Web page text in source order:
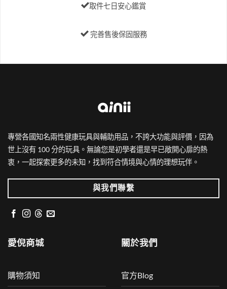
取件七日安心鑑賞
完善售後保固服務
專營各國知名兩性健康玩具與輔助用品，不誇大功能與評價，因為
世上沒有 100 分的玩具。無論您是初學者還是早已敞開心扉的熱
衷，一起探索更多的未知，找到符合情境與心情的理想玩伴。
與我們聯繫
愛倪商城
購物須知
關於我們
官方Blog